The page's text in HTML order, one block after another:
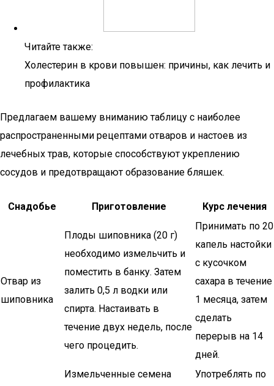
Читайте также:
Холестерин в крови повышен: причины, как лечить и
профилактика
Предлагаем вашему вниманию таблицу с наиболее
распространенными рецептами отваров и настоев из
лечебных трав, которые способствуют укреплению
сосудов и предотвращают образование бляшек.
Снадобье Приготовление Курс лечения
Отвар из
шиповника
Плоды шиповника (20 г)
необходимо измельчить и
поместить в банку. Затем
залить 0,5 л водки или
спирта. Настаивать в
течение двух недель, после
чего процедить.
Принимать по 20
капель настойки
с кусочком
сахара в течение
1 месяца, затем
сделать
перерыв на 14
дней.
Измельченные семена
Употреблять по